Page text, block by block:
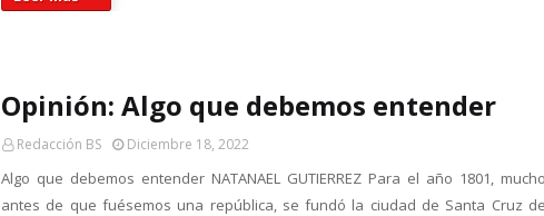
Opinión: Algo que debemos entender
Redacción BS Diciembre 18, 2022
Algo que debemos entender NATANAEL GUTIERREZ Para el año 1801, mucho
antes de que fuésemos una república, se fundó la ciudad de Santa Cruz de